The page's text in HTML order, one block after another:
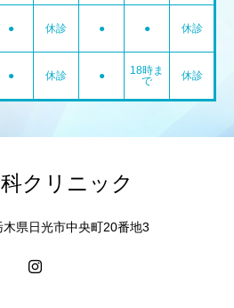
● 休診 ● ● 休診
● 休診 ●
18時ま
で
休診
クリニック
県日光市中央町20番地3